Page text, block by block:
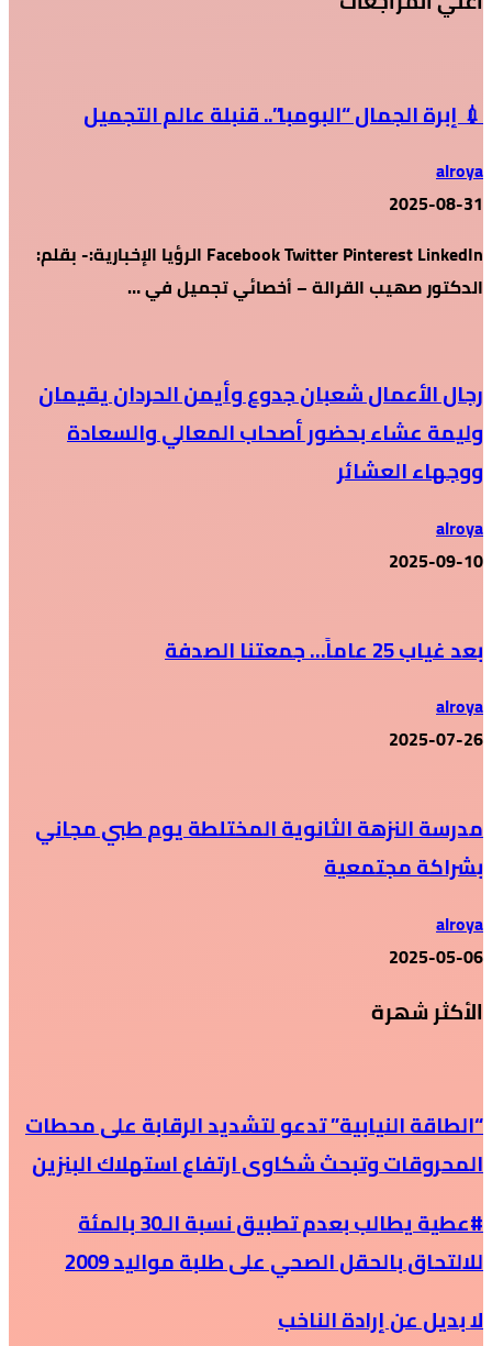
💉 إبرة الجمال “البومبا”.. قنبلة عالم التجميل
alroya
2025-08-31
Facebook Twitter Pinterest LinkedIn الرؤيا الإخبارية:- بقلم:
الدكتور صهيب القرالة – أخصائي تجميل في …
رجال الأعمال شعبان جدوع وأيمن الحردان يقيمان
وليمة عشاء بحضور أصحاب المعالي والسعادة
ووجهاء العشائر
alroya
2025-09-10
بعد غياب 25 عاماً… جمعتنا الصدفة
alroya
2025-07-26
مدرسة النزهة الثانوية المختلطة يوم طبي مجاني
بشراكة مجتمعية
alroya
2025-05-06
الأكثر شهرة
“الطاقة النيابية” تدعو لتشديد الرقابة على محطات
المحروقات وتبحث شكاوى ارتفاع استهلاك البنزين
#عطية يطالب بعدم تطبيق نسبة الـ30 بالمئة
للالتحاق بالحقل الصحي على طلبة مواليد 2009
لا بديل عن إرادة الناخب